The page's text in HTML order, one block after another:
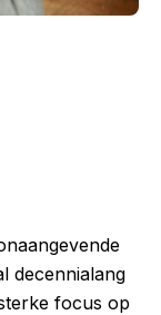
decennialang
focus op